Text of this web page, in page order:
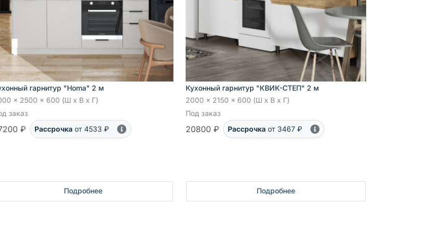
гарнитур "Homa" 2 м
x 2500 x 600 (Ш x В x Г)
заказ
₽ Рассрочка от 4533 ₽
Подробнее
Кухонный гарнитур "КВИК-СТЕП" 2 м
2000 x 2150 x 600 (Ш x В x Г)
Под заказ
20800 ₽ Рассрочка от 3467 ₽
Подробнее